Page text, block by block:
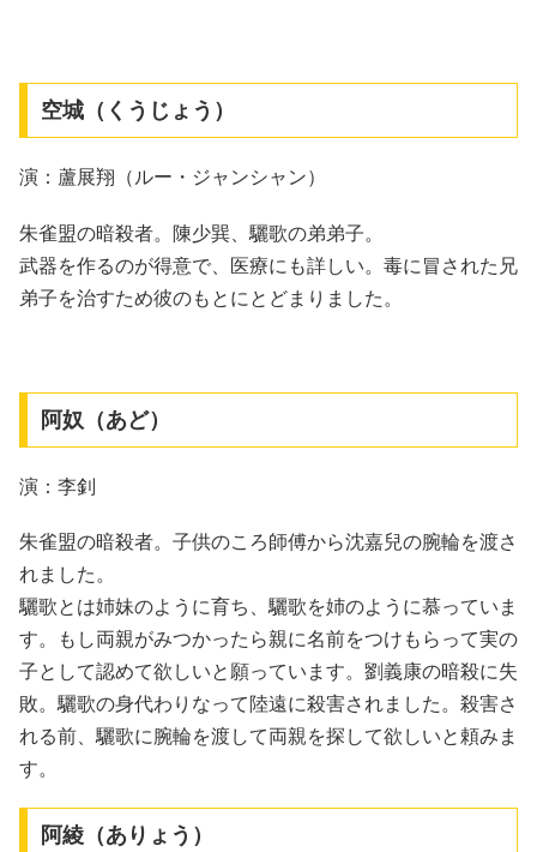
空城（くうじょう）
演：蘆展翔（ルー・ジャンシャン）
朱雀盟の暗殺者。陳少巽、驪歌の弟弟子。
武器を作るのが得意で、医療にも詳しい。毒に冒された兄
弟子を治すため彼のもとにとどまりました。
阿奴（あど）
演：李釗
朱雀盟の暗殺者。子供のころ師傅から沈嘉兒の腕輪を渡さ
れました。
驪歌とは姉妹のように育ち、驪歌を姉のように慕っていま
す。もし両親がみつかったら親に名前をつけもらって実の
子として認めて欲しいと願っています。劉義康の暗殺に失
敗。驪歌の身代わりなって陸遠に殺害されました。殺害さ
れる前、驪歌に腕輪を渡して両親を探して欲しいと頼みま
す。
阿綾（ありょう）